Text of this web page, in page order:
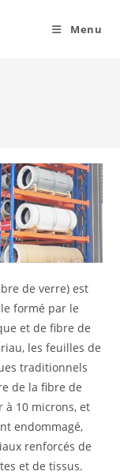
Menu
de verre) est
formé par le
et de fibre de
les feuilles de
traditionnels
de la fibre de
10 microns, et
endommagé,
renforcés de
et de tissus.